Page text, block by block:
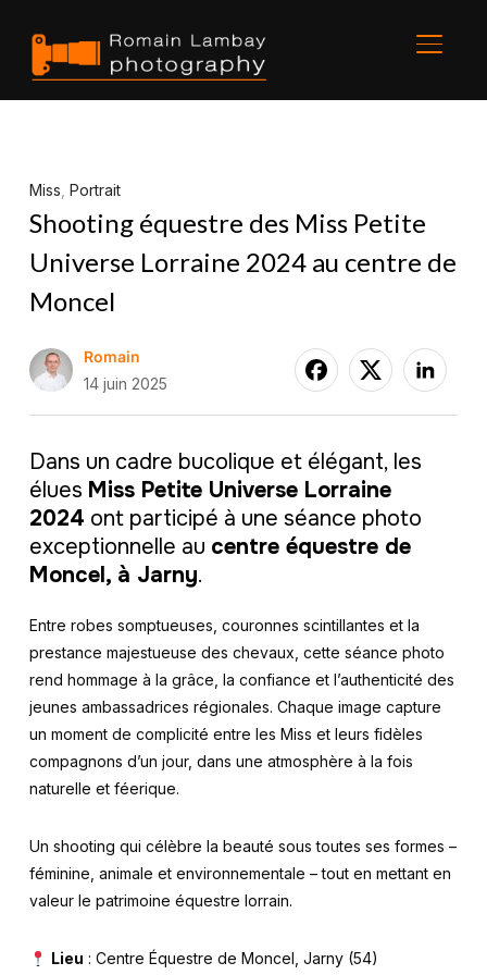
Miss Portrait
Shooting équestre des Miss Petite
Universe Lorraine 2024 au centre de
Moncel
Romain
14 juin 2025
Dans un cadre bucolique et élégant, les
élues Miss Petite Universe Lorraine
2024 ont participé à une séance photo
exceptionnelle au centre équestre de
Moncel, à Jarny.
Entre robes somptueuses, couronnes scintillantes et la
prestance majestueuse des chevaux, cette séance photo
rend hommage à la grâce, la confiance et l’authenticité des
jeunes ambassadrices régionales. Chaque image capture
un moment de complicité entre les Miss et leurs fidèles
compagnons d’un jour, dans une atmosphère à la fois
naturelle et féerique.
Un shooting qui célèbre la beauté sous toutes ses formes –
féminine, animale et environnementale – tout en mettant en
valeur le patrimoine équestre lorrain.
Lieu : Centre Équestre de Moncel, Jarny (54)